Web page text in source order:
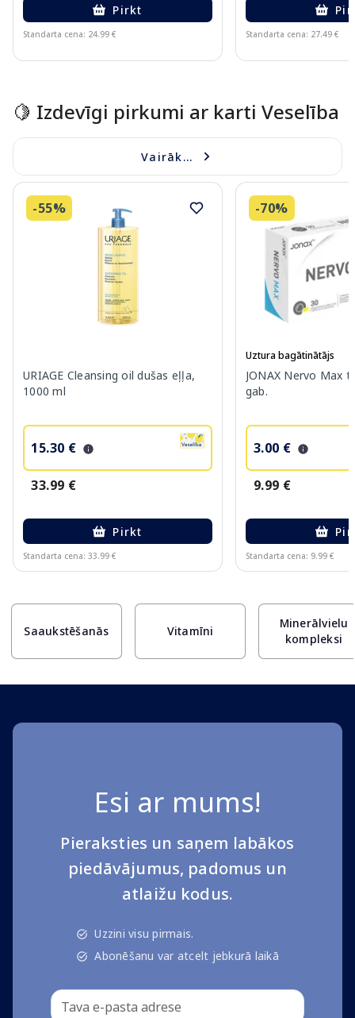
Pirkt
Standarta cena: 24.99 € Standarta cena: 27.49 €
🍋 Izdevīgi pirkumi ar karti Veselība
Vairāk...
-55%
URIAGE Cleansing oil dušas eļļa,
1000 ml
15.30 €
33.99 €
Pirkt
Standarta cena: 33.99 €
-70%
Uztura bagātinātājs
JONAX Nervo Max
gab.
3.00 €
9.99 €
Standarta cena: 9.99 €
Saaukstēšanās Vitamīni
Minerālvielu
kompleksi
Esi ar mums!
Pieraksties un saņem labākos
piedāvājumus, padomus un
atlaižu kodus.
Uzzini visu pirmais.
Abonēšanu var atcelt jebkurā laikā